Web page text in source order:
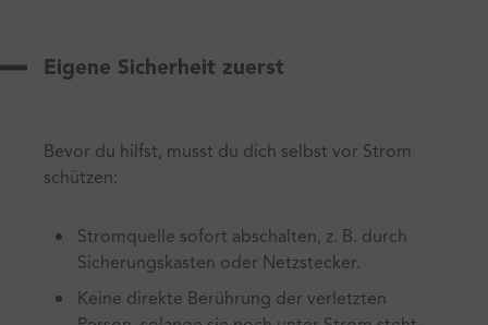
Eigene Sicherheit zuerst
Bevor du hilfst, musst du dich selbst vor Strom
schützen:
Stromquelle sofort abschalten, z. B. durch
Sicherungskasten oder Netzstecker.
Keine direkte Berührung der verletzten